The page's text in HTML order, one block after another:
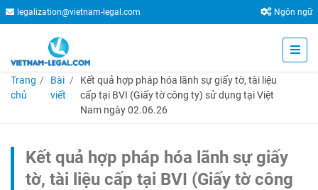
legalization@vietnam-legal.com Ngôn ngữ
Trang
chủ
Bài
viết
Kết quả hợp pháp hóa lãnh sự giấy tờ, tài liệu
cấp tại BVI (Giấy tờ công ty) sử dụng tại Việt
Nam ngày 02.06.26
Kết quả hợp pháp hóa lãnh sự giấy
tờ, tài liệu cấp tại BVI (Giấy tờ công